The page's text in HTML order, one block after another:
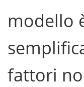
modello
fattori